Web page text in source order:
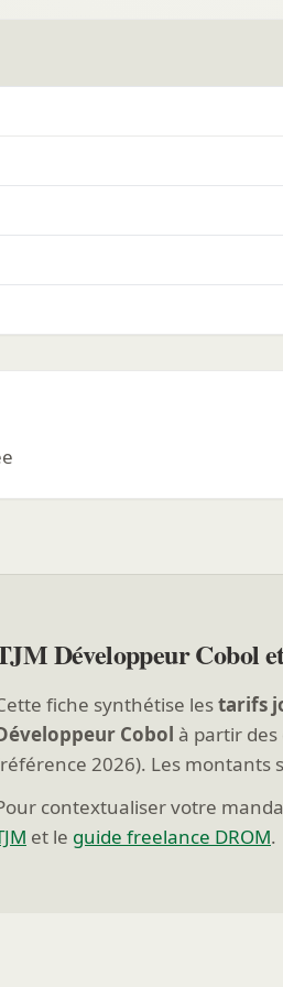
Développeur Cobol
fiche synthétise lestarifs
Cobol à partir
2026). Les montants
contextualiser votre
et le guide freelance DROM.